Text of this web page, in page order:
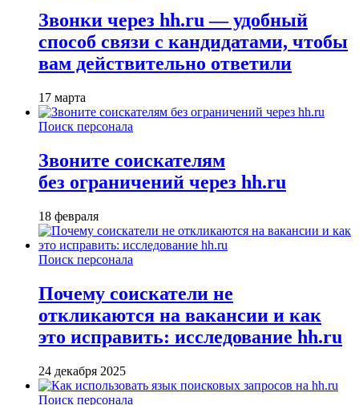
Звонки через hh.ru — удобный
способ связи с кандидатами, чтобы
вам действительно ответили
17 марта
Поиск персонала
Звоните соискателям
без ограничений через hh.ru
18 февраля
Поиск персонала
Почему соискатели не
откликаются на вакансии и как
это исправить: исследование hh.ru
24 декабря 2025
Поиск персонала